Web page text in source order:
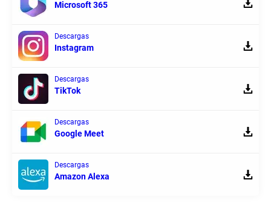
Microsoft 365
Descargas
Instagram
Descargas
TikTok
Descargas
Google Meet
Descargas
Amazon Alexa